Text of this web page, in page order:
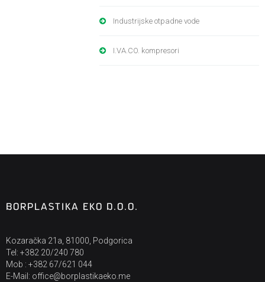
Industrijske otpadne vode
I.VA.CO. kompresori
BORPLASTIKA EKO D.O.O.
Kozaračka 21a, 81000, Podgorica
Tel: +382 20/240 780
Mob : +382 67/621 044
E-Mail: office@borplastikaeko.me